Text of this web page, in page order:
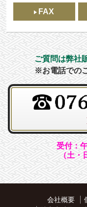
FAX
ご質問は弊社
※お電話での
受付：
（土・
会社概要